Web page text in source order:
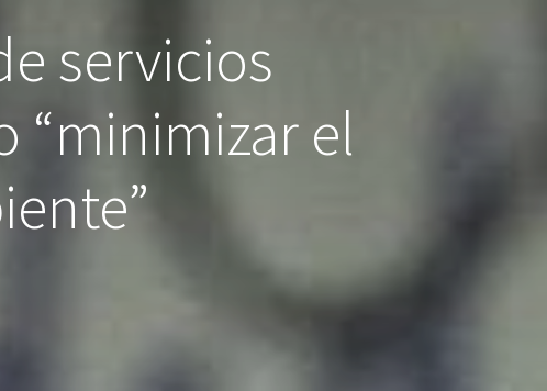
servicios
“minimizar el